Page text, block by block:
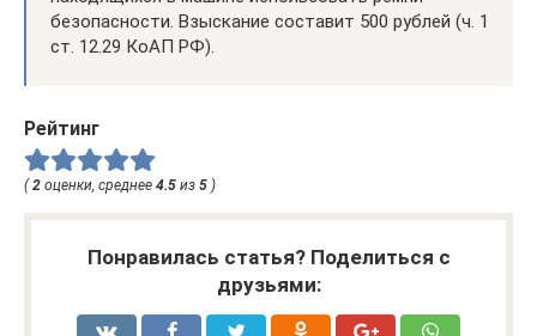
безопасности. Взыскание составит 500 рублей (ч. 1
ст. 12.29 КоАП РФ).
Рейтинг
(2 оценки, среднее 4.5 из 5 )
Понравилась статья? Поделиться с
друзьями: